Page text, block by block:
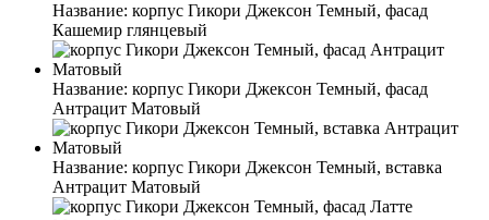
Название: корпус Гикори Джексон Темный, фасад
Кашемир глянцевый
Название: корпус Гикори Джексон Темный, фасад
Антрацит Матовый
Название: корпус Гикори Джексон Темный, вставка
Антрацит Матовый